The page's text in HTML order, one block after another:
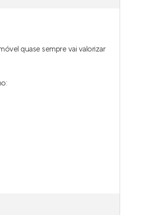
quase sempre vai valorizar